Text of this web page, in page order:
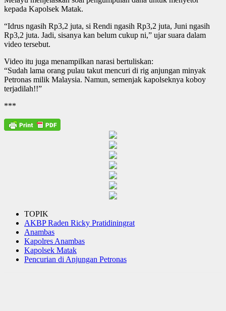
kepada Kapolsek Matak.
“Idrus ngasih Rp3,2 juta, si Rendi ngasih Rp3,2 juta, Juni ngasih
Rp3,2 juta. Jadi, sisanya kan belum cukup ni,” ujar suara dalam
video tersebut.
Video itu juga menampilkan narasi bertuliskan:
“Sudah lama orang pulau takut mencuri di rig anjungan minyak
Petronas milik Malaysia. Namun, semenjak kapolseknya koboy
terjadilah!!”
***
TOPIK
AKBP Raden Ricky Pratidiningrat
Anambas
Kapolres Anambas
Kapolsek Matak
Pencurian di Anjungan Petronas